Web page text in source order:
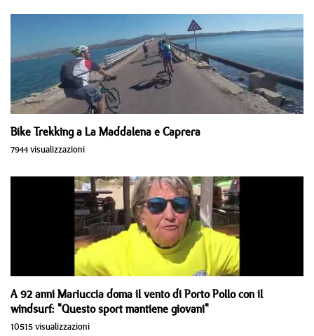
Bike Trekking a La Maddalena e Caprera
7944 visualizzazioni
A 92 anni Mariuccia doma il vento di Porto Pollo con il
windsurf: "Questo sport mantiene giovani"
10515 visualizzazioni